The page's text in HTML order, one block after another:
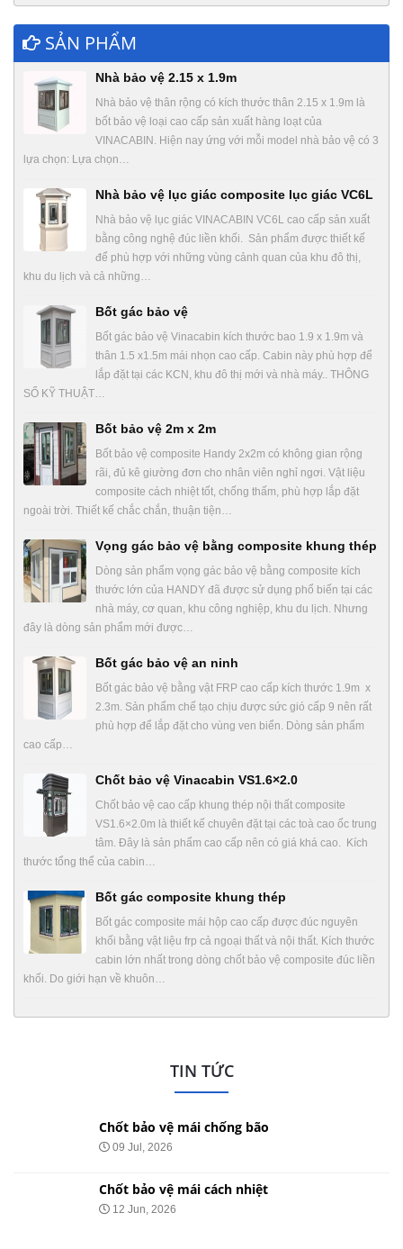
SẢN PHẨM
Nhà bảo vệ 2.15 x 1.9m
Nhà bảo vệ thân rộng có kích thước thân 2.15 x 1.9m là
bốt bảo vệ loại cao cấp sản xuất hàng loạt của
VINACABIN. Hiện nay ứng với mỗi model nhà bảo vệ có 3
lựa chọn: Lựa chọn…
Nhà bảo vệ lục giác composite lục giác VC6L
Nhà bảo vệ lục giác VINACABIN VC6L cao cấp sản xuất
bằng công nghệ đúc liền khối. Sản phẩm được thiết kế
để phù hợp với những vùng cảnh quan của khu đô thị,
khu du lịch và cả những…
Bốt gác bảo vệ
Bốt gác bảo vệ Vinacabin kích thước bao 1.9 x 1.9m và
thân 1.5 x1.5m mái nhọn cao cấp. Cabin này phù hợp để
lắp đặt tại các KCN, khu đô thị mới và nhà máy.. THÔNG
SỐ KỸ THUẬT…
Bốt bảo vệ 2m x 2m
Bốt bảo vệ composite Handy 2x2m có không gian rộng
rãi, đủ kê giường đơn cho nhân viên nghỉ ngơi. Vật liệu
composite cách nhiệt tốt, chống thấm, phù hợp lắp đặt
ngoài trời. Thiết kế chắc chắn, thuận tiện…
Vọng gác bảo vệ bằng composite khung thép
Dòng sản phẩm vọng gác bảo vệ bằng composite kích
thước lớn của HANDY đã được sử dụng phổ biến tại các
nhà máy, cơ quan, khu công nghiệp, khu du lịch. Nhưng
đây là dòng sản phẩm mới được…
Bốt gác bảo vệ an ninh
Bốt gác bảo vệ bằng vật FRP cao cấp kích thước 1.9m x
2.3m. Sản phẩm chế tạo chịu được sức gió cấp 9 nên rất
phù hợp để lắp đặt cho vùng ven biển. Dòng sản phẩm
cao cấp…
Chốt bảo vệ Vinacabin VS1.6×2.0
Chốt bảo vệ cao cấp khung thép nội thất composite
VS1.6×2.0m là thiết kế chuyên đặt tại các toà cao ốc trung
tâm. Đây là sản phẩm cao cấp nên có giá khá cao. Kích
thước tổng thể của cabin…
Bốt gác composite khung thép
Bốt gác composite mái hộp cao cấp được đúc nguyên
khối bằng vật liệu frp cả ngoại thất và nội thất. Kích thước
cabin lớn nhất trong dòng chốt bảo vệ composite đúc liền
khối. Do giới hạn về khuôn…
TIN TỨC
Chốt bảo vệ mái chống bão
09 Jul, 2026
Chốt bảo vệ mái cách nhiệt
12 Jun, 2026